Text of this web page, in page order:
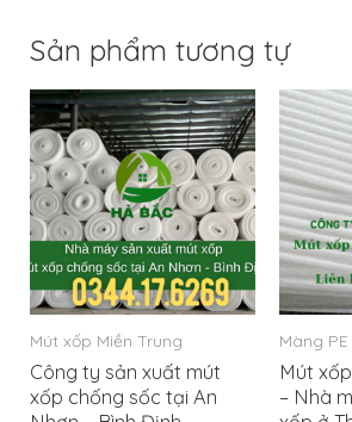
Sản phẩm tương tự
Mút xốp Miền Trung
Công ty sản xuất mút
xốp chống sốc tại An
Màng PE
Mút
– Nhà